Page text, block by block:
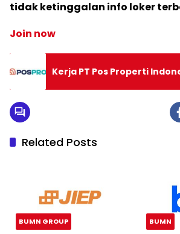
tidak ketinggalan info loker
Join now
Kerja PT Pos Properti
Related Posts
BUMN GROUP BUMN